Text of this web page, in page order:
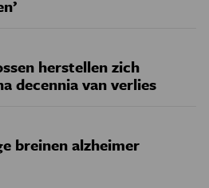
herstellen zich
decennia van verlies
breinen alzheimer